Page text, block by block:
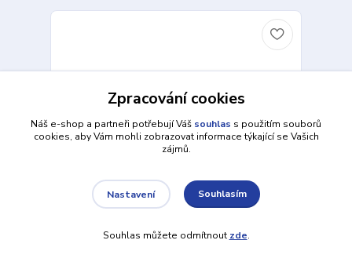
Zpracování cookies
Náš e-shop a partneři potřebují Váš souhlas s použitím souborů
cookies, aby Vám mohli zobrazovat informace týkající se Vašich
zájmů.
Nastavení Souhlasím
Souhlas můžete odmítnout zde.